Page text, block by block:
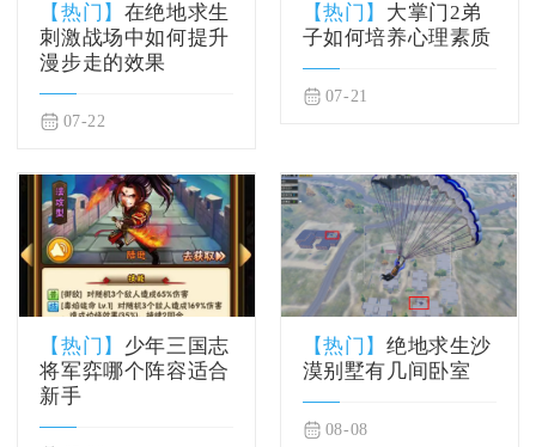
【热门】 在绝地求生
刺激战场中如何提升
漫步走的效果
07-22
【热门】 大掌门2弟
子如何培养心理素质
07-21
【热门】 少年三国志
将军弈哪个阵容适合
新手
【热门】绝地求生沙
漠别墅有几间卧室
08-08